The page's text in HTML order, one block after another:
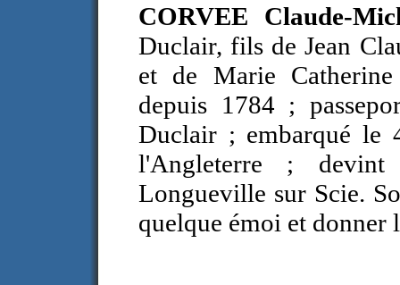
CORVEE Claude-
Duclair, fils de Jean
et de Marie
depuis 1784 ;
Duclair ; embarqué le
l'Angleterre ;
Longueville sur Scie.
quelque émoi et donner